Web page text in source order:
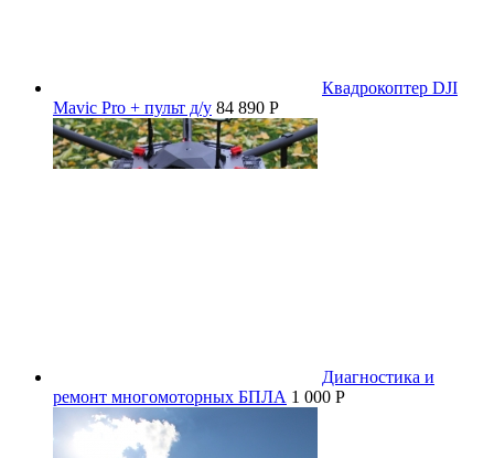
Квадрокоптер DJI
Mavic Pro + пульт д/у 84 890 P
Диагностика и
ремонт многомоторных БПЛА 1 000 P